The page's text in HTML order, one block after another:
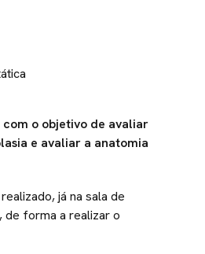
com o objetivo de avaliar
e avaliar a anatomia
já na sala de
de forma a realizar o